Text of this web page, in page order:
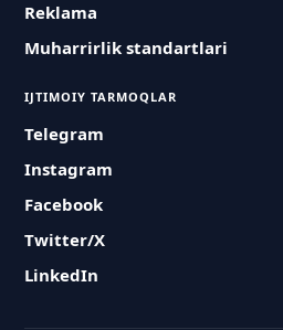
Reklama
Muharrirlik standartlari
IJTIMOIY TARMOQLAR
Telegram
Instagram
Facebook
Twitter/X
LinkedIn